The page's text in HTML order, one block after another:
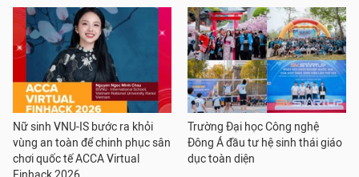
Nữ sinh VNU-IS bước ra khỏi
vùng an toàn để chinh phục sân
chơi quốc tế ACCA Virtual
Trường Đại học Công nghệ
Đông Á đầu tư hệ sinh thái giáo
dục toàn diện